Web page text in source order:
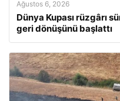
Ağustos 6, 2026
Dünya Kupası rüzgârı
geri dönüşünü başlattı